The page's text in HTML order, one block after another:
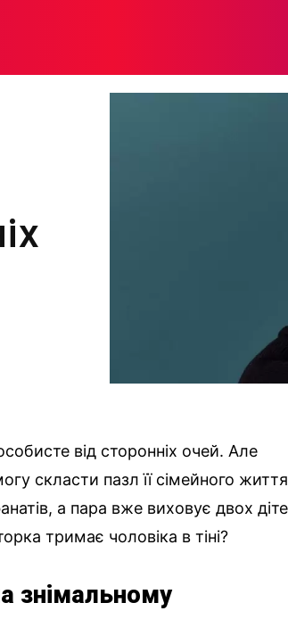
від сторонніх очей. Але
скласти пазл її сімейного
а пара вже виховує двох
тримає чоловіка в тіні?
знімальному